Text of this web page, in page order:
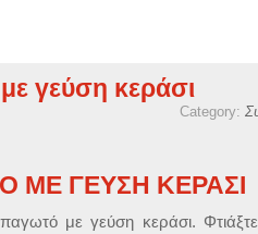
γεύση κεράσι
Category:
ΜΕ ΓΕΥΣΗ ΚΕΡΑΣΙ
με γεύση κεράσι.